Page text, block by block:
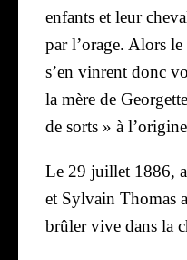
enfants et leur
par l’o­rage. Alors
s’en vinrent donc
la mère de
de sorts » à
Le 29 juillet 1886,
et Syl­vain Tho­mas
brû­ler vive dans la